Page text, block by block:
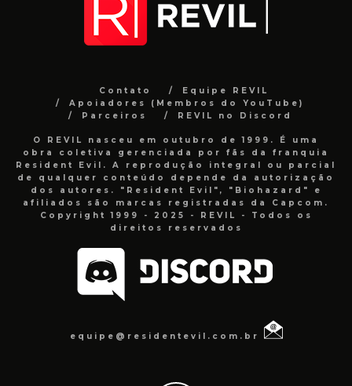
Contato
Equipe REVIL
Apoiadores (Membros do YouTube)
Parceiros
REVIL no Discord
O REVIL nasceu em outubro de 1999. É uma
obra coletiva gerenciada por fãs da franquia
Resident Evil. A reprodução integral ou parcial
de qualquer conteúdo depende da autorização
dos autores. "Resident Evil", "Biohazard" e
afiliados são marcas registradas da Capcom.
Copyright 1999 - 2025 - REVIL - Todos os
direitos reservados
equipe@residentevil.com.br